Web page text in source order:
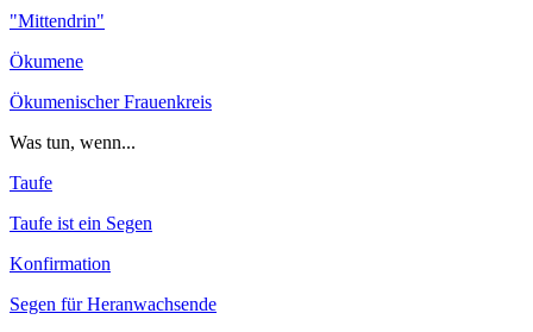
"Mittendrin"
Ökumene
Ökumenischer Frauenkreis
Was tun, wenn...
Taufe
Taufe ist ein Segen
Konfirmation
Segen für Heranwachsende